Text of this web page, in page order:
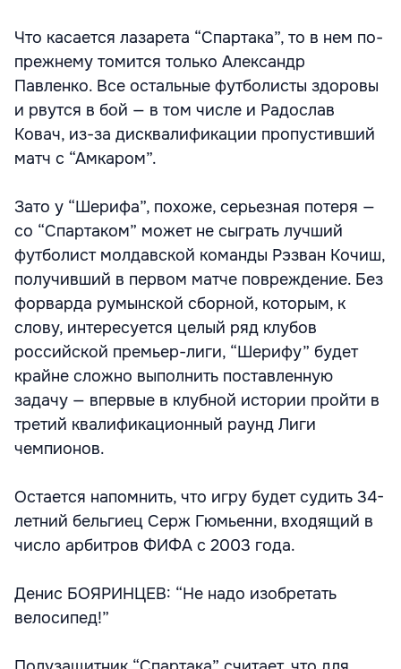
Что касается лазарета “Спартака”, то в нем по-
прежнему томится только Александр
Павленко. Все остальные футболисты здоровы
и рвутся в бой — в том числе и Радослав
Ковач, из-за дисквалификации пропустивший
матч с “Амкаром”.
Зато у “Шерифа”, похоже, серьезная потеря —
со “Спартаком” может не сыграть лучший
футболист молдавской команды Рэзван Кочиш,
получивший в первом матче повреждение. Без
форварда румынской сборной, которым, к
слову, интересуется целый ряд клубов
российской премьер-лиги, “Шерифу” будет
крайне сложно выполнить поставленную
задачу — впервые в клубной истории пройти в
третий квалификационный раунд Лиги
чемпионов.
Остается напомнить, что игру будет судить 34-
летний бельгиец Серж Гюмьенни, входящий в
число арбитров ФИФА с 2003 года.
Денис БОЯРИНЦЕВ: “Не надо изобретать
велосипед!”